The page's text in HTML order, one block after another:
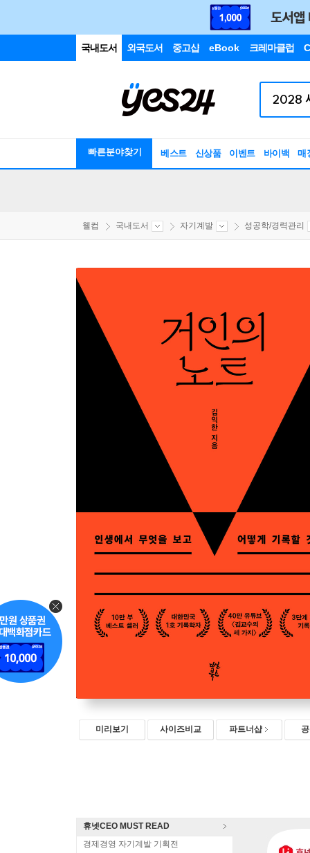
국내도서 외국도서 중고샵 eBook 크레마클럽
빠른분야찾기 베스트 신상품 이벤트 바이백 매
웰컴 국내도서 자기계발 성공학/경력관리
미리보기 사이즈비교 파트너샵
휴넷CEO MUST READ
경제경영 자기계발 기획전